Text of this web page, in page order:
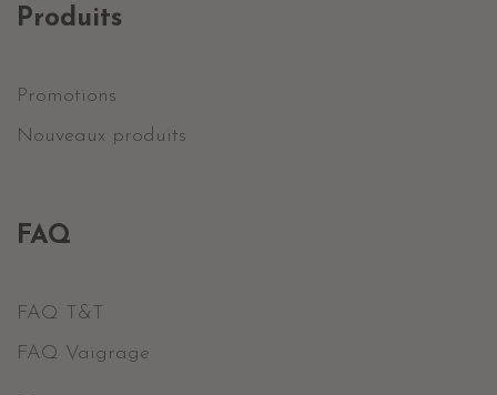
Produits
Promotions
Nouveaux produits
FAQ
FAQ T&T
FAQ Vaigrage